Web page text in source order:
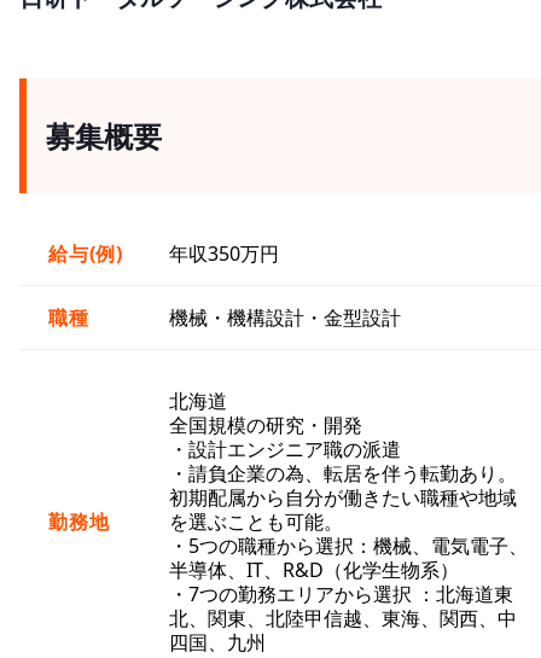
募集概要
給与(例) 年収350万円
職種 機械・機構設計・金型設計
勤務地
北海道
全国規模の研究・開発
・設計エンジニア職の派遣
・請負企業の為、転居を伴う転勤あり。
初期配属から自分が働きたい職種や地域
を選ぶことも可能。
・5つの職種から選択：機械、電気電子、
半導体、IT、R&D（化学生物系）
・7つの勤務エリアから選択 ：北海道東
北、関東、北陸甲信越、東海、関西、中
四国、九州